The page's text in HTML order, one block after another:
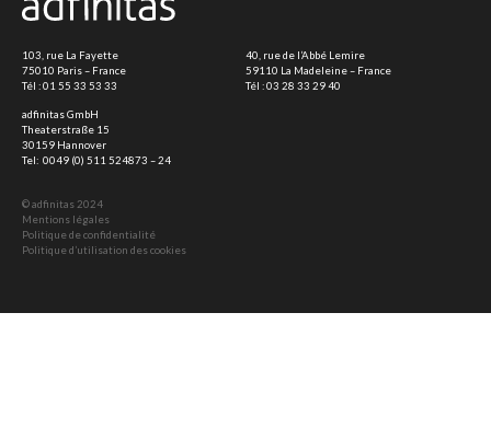
103, rue La Fayette
75010 Paris – France
Tél :01 55 33 53 33
40, rue de l’Abbé Lemire
59110 La Madeleine – France
Tél :03 28 33 29 40
adfinitas GmbH
Theaterstraße 15
30159 Hannover
Tel: 0049 (0) 511 524873 – 24
© adfinitas 2024
Mentions légales
Politique de confidentialité
Politique d’utilisation des cookies